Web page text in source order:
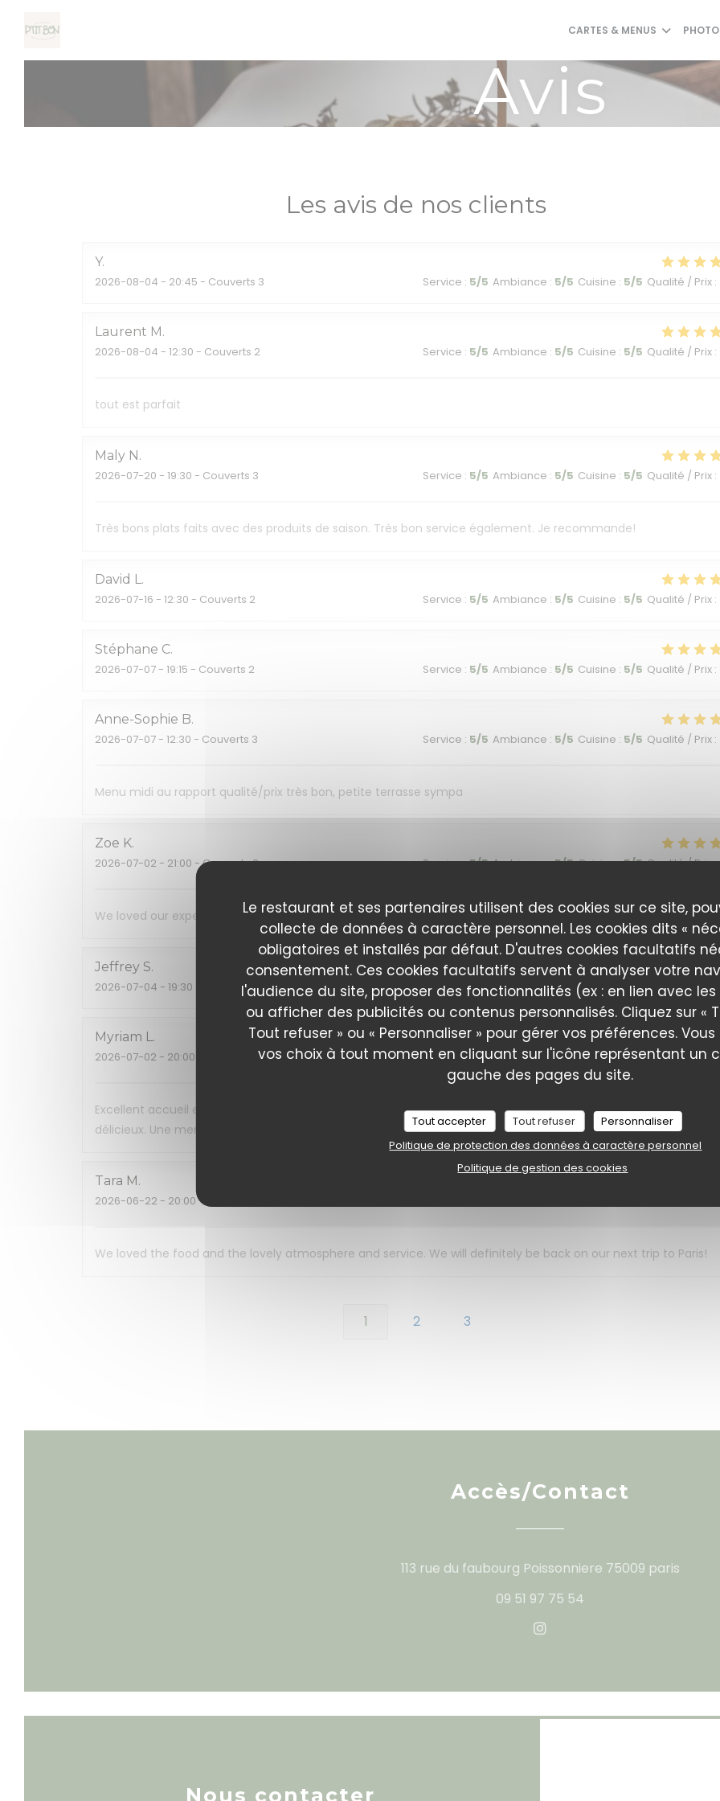
Le restaurant et ses partenaires utilisent des cookies sur ce site,
collecte de données à caractère personnel. Les cookies dits «
obligatoires et installés par défaut. D'autres cookies facultatifs
consentement. Ces cookies facultatifs servent à analyser votre
l'audience du site, proposer des fonctionnalités (ex : en lien avec
ou afficher des publicités ou contenus personnalisés. Cliquez sur «
Tout refuser » ou « Personnaliser » pour gérer vos préférences.
vos choix à tout moment en cliquant sur l'icône représentant un
gauche des pages du site.
Tout accepter Tout refuser
Personnaliser
Politique de protection des données à caractère personnel
Politique de gestion des cookies
CARTES & MENUS
Avis
Les avis de nos clients
Y
2026-08-04 - 20:45 - Couverts 3 Service : 5/5 Ambiance : 5/5 Cuisine : 5/5 Qualité / Prix:
Laurent M
2026-08-04 - 12:30 - Couverts 2 Service : 5/5 Ambiance : 5/5 Cuisine : 5/5 Qualité / Prix:
tout est parfait
Maly N
2026-07-20 - 19:30 - Couverts 3 Service : 5/5 Ambiance : 5/5 Cuisine : 5/5 Qualité / Prix:
Très bons plats faits avec des produits de saison. Très bon service également. Je recommande!
David L
2026-07-16 - 12:30 - Couverts 2 Service : 5/5 Ambiance : 5/5 Cuisine : 5/5 Qualité / Prix:
Stéphane C
2026-07-07 - 19:15 - Couverts 2 Service : 5/5 Ambiance : 5/5 Cuisine : 5/5 Qualité / Prix:
Anne-Sophie B
2026-07-07 - 12:30 - Couverts 3 Service : 5/5 Ambiance : 5/5 Cuisine : 5/5 Qualité / Prix:
Menu midi au rapport qualité/prix très bon, petite terrasse sympa
Zoe K
2026-07-02 - 21:00 - Couverts 3 Service:5/5 Ambiance:5/5 Cuisine:5/5 Qualité / Prix:
We loved our experience! Food, wine, service and ambience all excellent!
Jeffrey S
2026-07-04 - 19:30 - Couverts 2 Service 5/5 Ambiance:5/5 Cuisine:5/5 Qualité / Prix:
Myriam L
2026-07-02 - 20:00 - Couverts 8 Service:5/5 Ambiance : 5/5 Cuisine:5/5 Qualité / Prix :
Excellent accueil et restaurant très agréable. La carte comporte une sélection variée et tous nos plats étaient
délicieux. Une mention spéciale pour le chou en dessert.
Tara M
2026-06-22 - 20:00 - Couverts 2
We loved the food and the lovely atmosphere and service. We will definitely be back on our next trip to Paris!
1 2 3
Accès/Contact
113 rue du faubourg Poissonniere 75009 paris
09 51 97 75 54
Instagram ((ouvre une
Nous contacter